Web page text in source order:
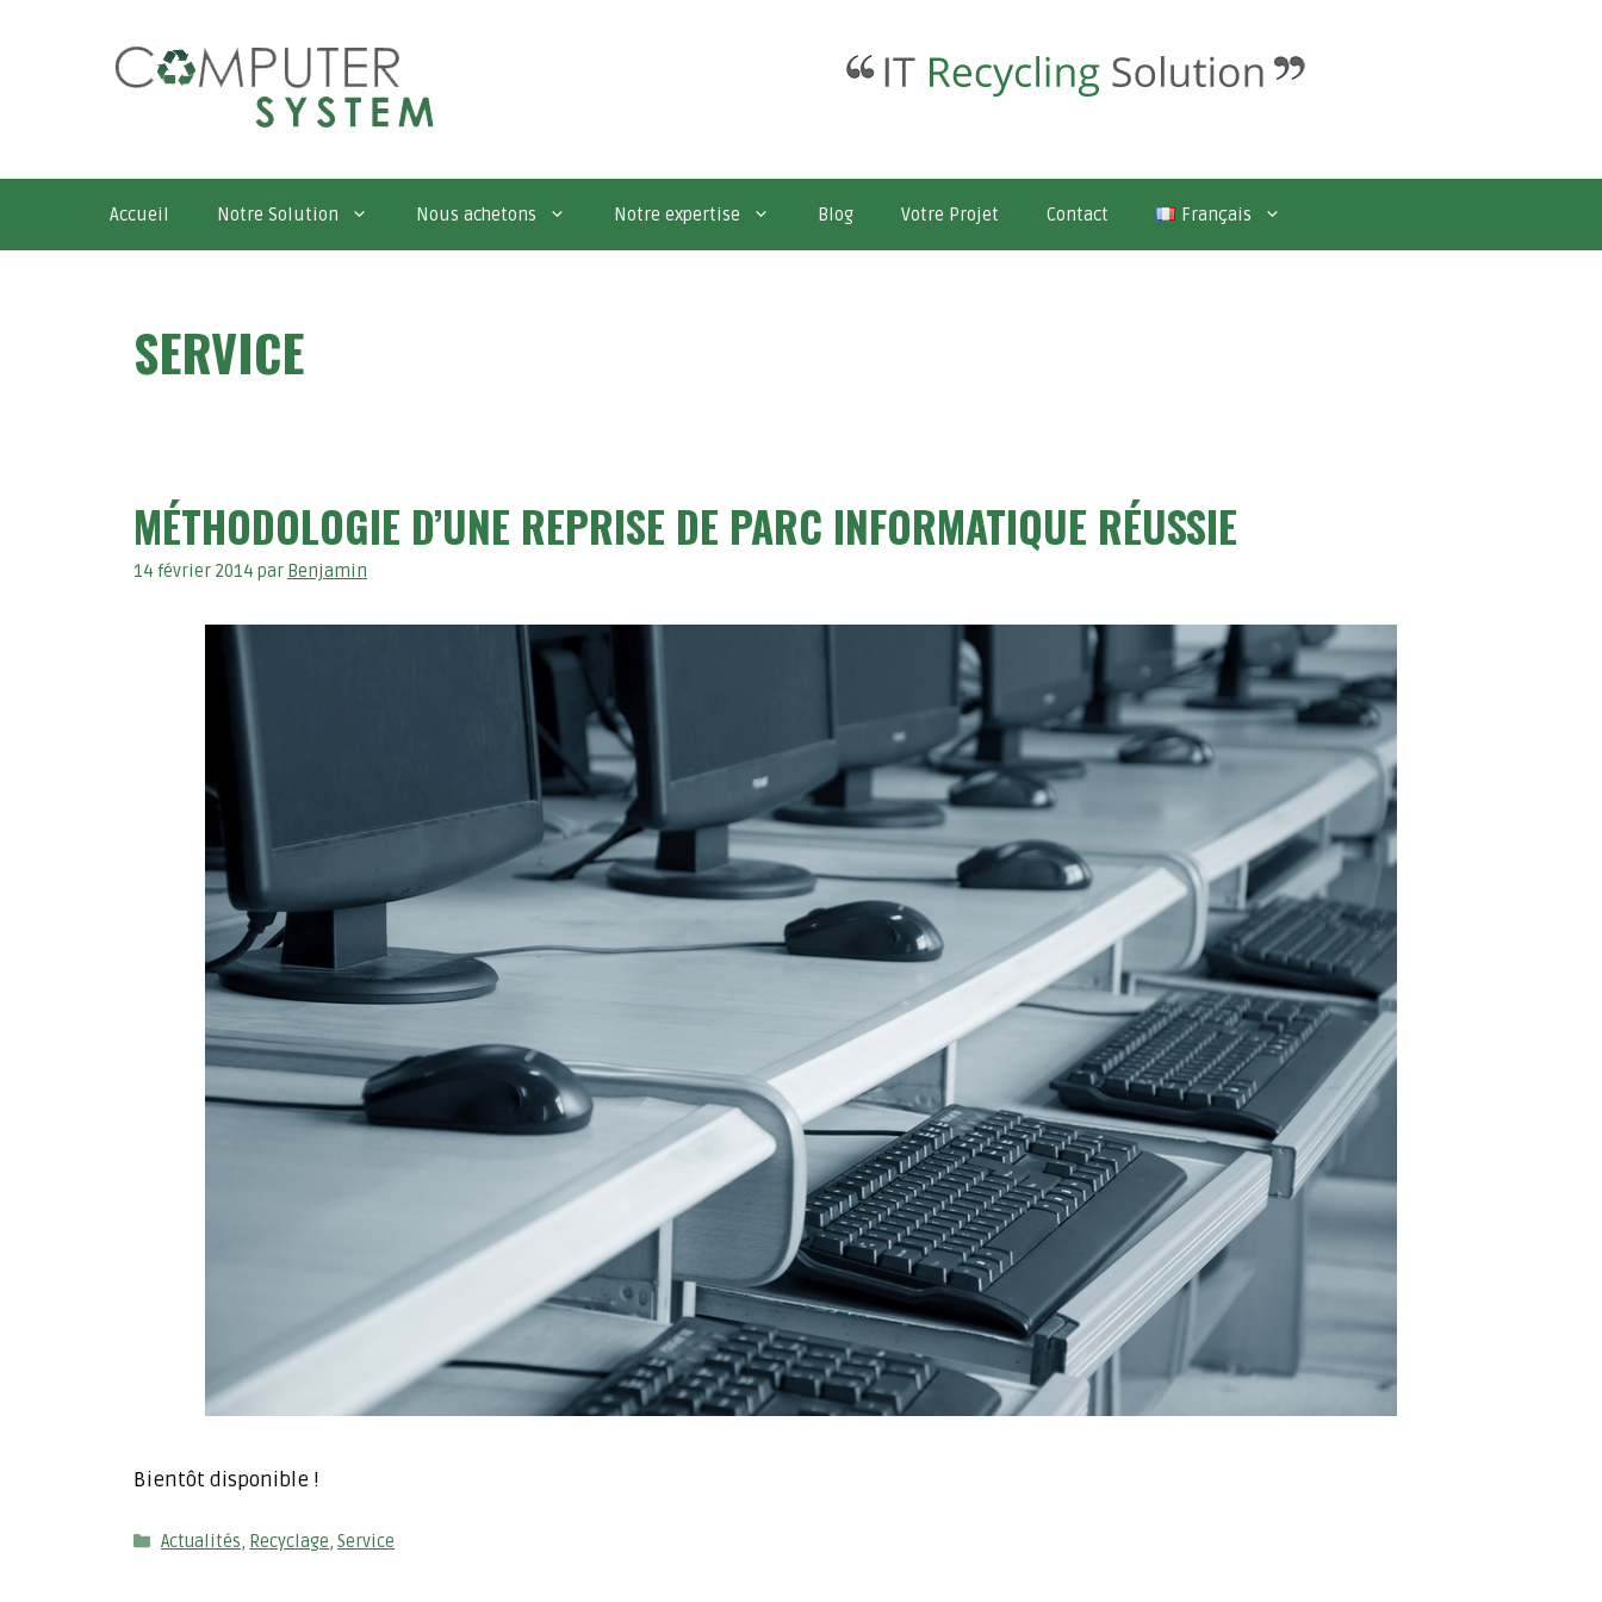
Accueil Notre Solution Nous achetons Notre expertise Blog Votre Projet Contact Français
SERVICE
MÉTHODOLOGIE D’UNE REPRISE DE PARC INFORMATIQUE RÉUSSIE
14 février 2014 par Benjamin
Bientôt disponible !
Catégories
Actualités, Recyclage,Service